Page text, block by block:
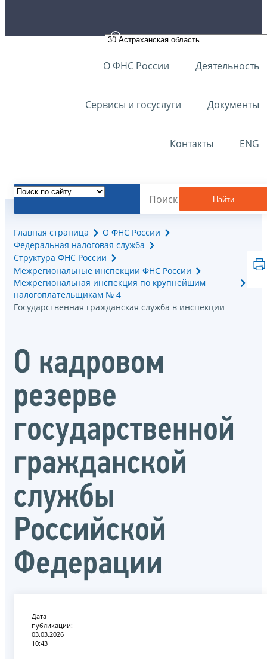
О ФНС России Деятельность
Сервисы и госуслуги Документы
Контакты ENG
Найти
Главная страница
О ФНС России
Федеральная налоговая служба
Структура ФНС России
Межрегиональные инспекции ФНС России
Межрегиональная инспекция по крупнейшим
налогоплательщикам № 4
Государственная гражданская служба в инспекции
О кадровом
резерве
государственной
гражданской
службы
Российской
Федерации
Дата
публикации:
03.03.2026
10:43